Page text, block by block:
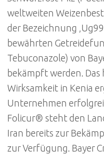
weltweiten
der Bezeichnung
bewährten
Tebuconazole) von
bekämpft werden. Das
Wirksamkeit in Kenia
Unternehmen
Folicur® steht den
Iran bereits zur
zur Verfügung. Bayer